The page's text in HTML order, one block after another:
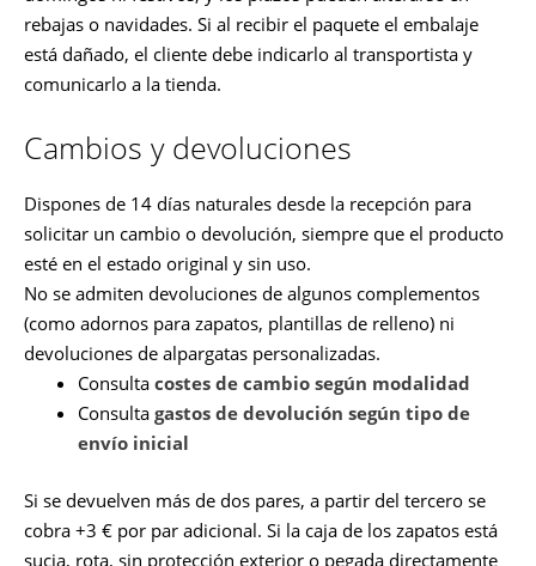
rebajas o navidades. Si al recibir el paquete el embalaje
está dañado, el cliente debe indicarlo al transportista y
comunicarlo a la tienda.
Cambios y devoluciones
Dispones de 14 días naturales desde la recepción para
solicitar un cambio o devolución, siempre que el producto
esté en el estado original y sin uso.
No se admiten devoluciones de algunos complementos
(como adornos para zapatos, plantillas de relleno) ni
devoluciones de alpargatas personalizadas.
Consulta costes de cambio según modalidad
Consulta gastos de devolución según tipo de
envío inicial
Si se devuelven más de dos pares, a partir del tercero se
cobra +3 € por par adicional. Si la caja de los zapatos está
sucia, rota, sin protección exterior o pegada directamente